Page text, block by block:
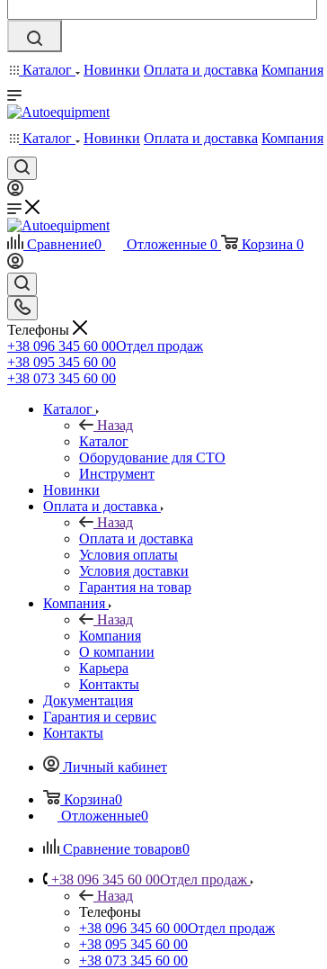
Каталог Новинки Оплата и доставка Компания
Каталог Новинки Оплата и доставка Компания
Сравнение0 Отложенные 0 Корзина 0
Телефоны
+38 096 345 60 00Отдел продаж
+38 095 345 60 00
+38 073 345 60 00
Каталог
Назад
Каталог
Оборудование для СТО
Инструмент
Новинки
Оплата и доставка
Назад
Оплата и доставка
Условия оплаты
Условия доставки
Гарантия на товар
Компания
Назад
Компания
О компании
Карьера
Контакты
Документация
Гарантия и сервис
Контакты
Личный кабинет
Корзина0
Отложенные0
Сравнение товаров0
+38 096 345 60 00Отдел продаж
Назад
Телефоны
+38 096 345 60 00Отдел продаж
+38 095 345 60 00
+38 073 345 60 00